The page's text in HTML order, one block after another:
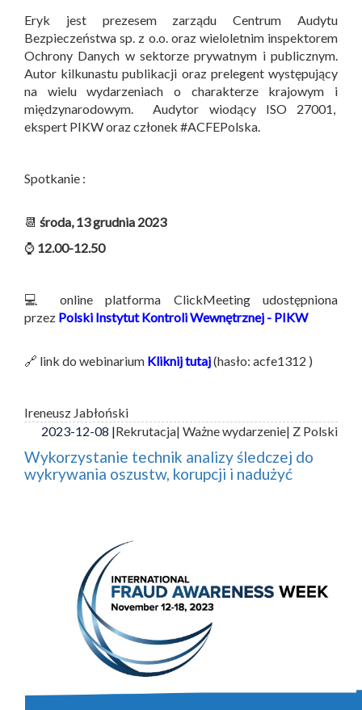
Eryk jest prezesem zarządu Centrum Audytu
Bezpieczeństwa sp. z o.o. oraz wieloletnim inspektorem
Ochrony Danych w sektorze prywatnym i publicznym.
Autor kilkunastu publikacji oraz prelegent występujący
na wielu wydarzeniach o charakterze krajowym i
międzynarodowym. Audytor wiodący ISO 27001,
ekspert PIKW oraz członek #ACFEPolska.
Spotkanie :
📆 środa, 13 grudnia 2023
⌚ 12.00-12.50
💻 online platforma ClickMeeting udostępniona
przez Polski Instytut Kontroli Wewnętrznej - PIKW
🔗 link do webinarium Kliknij tutaj(hasło: acfe1312 )
Ireneusz Jabłoński
2023-12-08 |Rekrutacja| Ważne wydarzenie| Z Polski
Wykorzystanie technik analizy śledczej do
wykrywania oszustw, korupcji i nadużyć